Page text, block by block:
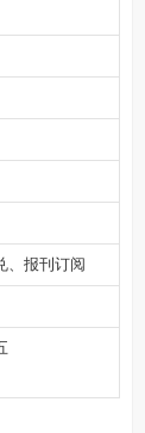
、报刊订阅